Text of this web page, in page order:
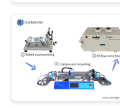
PROPOS
DE
NOUS
VISITE
Chaîne